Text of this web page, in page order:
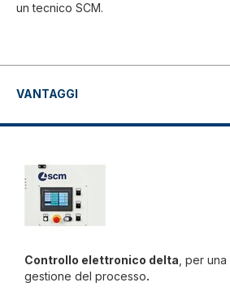
un tecnico SCM.
VANTAGGI
Controllo elettronico delta , per
gestione del processo.